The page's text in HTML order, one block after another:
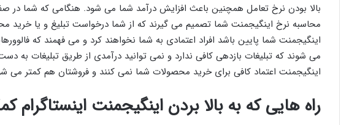
بالا بودن نرخ تعامل همچنین باعث افزایش درآمد شما می شود. هنگامی که شما در
محاسبه نرخ اینگیجمنت شما تصمیم می گیرند که از شما درخواست تبلیغ و یا خرید
اینگیجمنت شما پایین باشد افراد اعتمادی به شما نخواهند کرد و می فهمند که
می شوند که تبلیغات بازدهی کافی ندارد و نمی توانید درآمدی از طریق تبلیغات به
اینگیجمنت اعتماد کافی برای خرید محصولات شما نمی کنند و فروشتان هم کمتر می
راه هایی که به بالا بردن اینگیجمنت